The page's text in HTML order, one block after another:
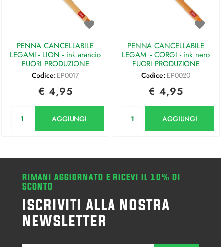
PENNA CANCELLABILE
LEGAMI - LION - ink arancio
FUORI PRODUZIONE
Codice: EP0017
€ 4,95
AGGIUNGI
PENNA CANCELLABILE
LEGAMI - CORGI - ink nero
FUORI PRODUZIONE
Codice: EP0020
€ 4,95
AGGIUNGI
RIMANI AGGIORNATO E RICEVI IL 10% DI
SCONTO
Iscriviti alla Nostra
Newsletter